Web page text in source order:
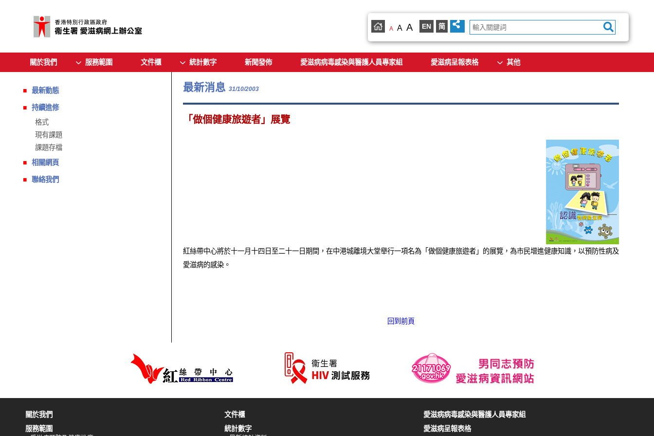
A A A EN 简
關於我們 服務範圍 文件櫃 統計數字 新聞發佈 愛滋病病毒感染與醫護人員專家組 愛滋病呈報表格 其他
最新動態
持續進修
格式
現有課題
課題存檔
相關網頁
聯絡我們
最新消息 31/10/2003
「做個健康旅遊者」展覽
紅絲帶中心將於十一月十四日至二十一日期間，在中港城離境大堂舉行一項名為「做個健康旅遊者」的展覽，為市民增進健康知識，以預防性病及
愛滋病的感染。
回到前頁
關於我們
服務範圍
文件櫃
統計數字
愛滋病病毒感染與醫護人員專家組
愛滋病呈報表格